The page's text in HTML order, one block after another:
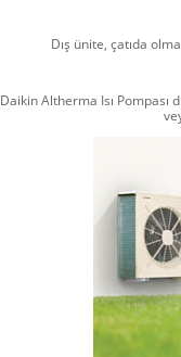
Dış ünite, çatıda
Daikin Altherma Isı Pompası